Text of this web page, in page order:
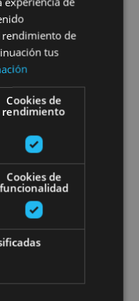
DIC
Ochoa:
vino
temáticas por Pamplona
de
tus
Cookies de
rendimiento
Cookies de
funcionalidad